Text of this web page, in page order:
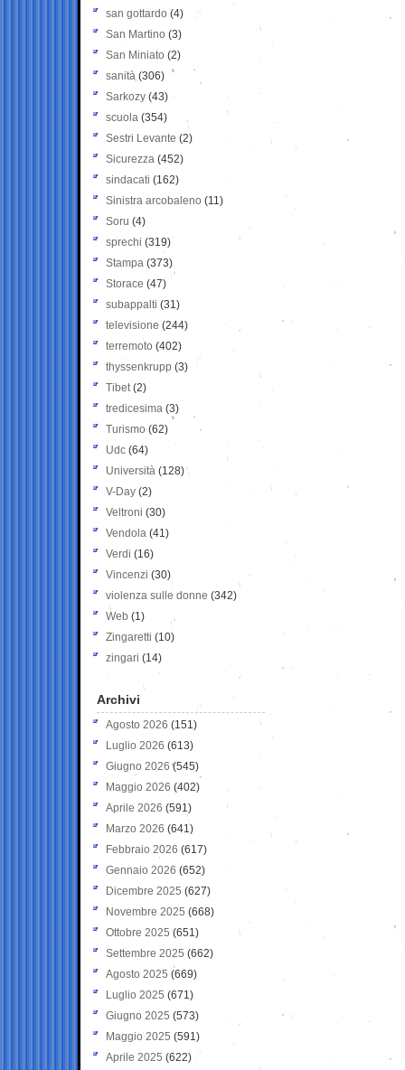
san gottardo (4)
San Martino (3)
San Miniato (2)
sanità (306)
Sarkozy (43)
scuola (354)
Sestri Levante (2)
Sicurezza (452)
sindacati (162)
Sinistra arcobaleno (11)
Soru (4)
sprechi (319)
Stampa (373)
Storace (47)
subappalti (31)
televisione(244)
terremoto (402)
thyssenkrupp (3)
Tibet(2)
tredicesima (3)
Turismo (62)
Udc (64)
Università (128)
V-Day (2)
Veltroni (30)
Vendola (41)
Verdi (16)
Vincenzi (30)
violenza sulle donne (342)
Web (1)
Zingaretti (10)
zingari (14)
Archivi
Agosto 2026 (151)
Luglio 2026 (613)
Giugno 2026 (545)
Maggio 2026 (402)
Aprile 2026 (591)
Marzo 2026 (641)
Febbraio 2026 (617)
Gennaio 2026 (652)
Dicembre 2025 (627)
Novembre 2025 (668)
Ottobre 2025 (651)
Settembre 2025 (662)
Agosto 2025 (669)
Luglio 2025 (671)
Giugno 2025 (573)
Maggio 2025 (591)
Aprile 2025 (622)